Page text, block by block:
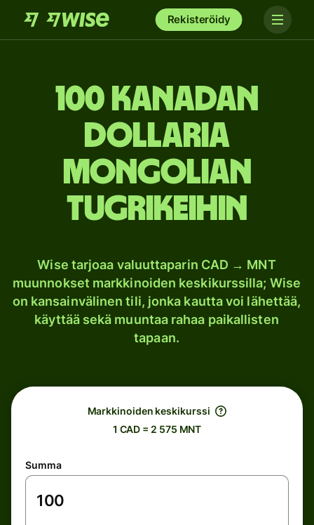
Rekisteröidy
100 Kanadan
dollaria
Mongolian
tugrikeihin
Wise tarjoaa valuuttaparin CAD → MNT
muunnokset markkinoiden keskikurssilla; Wise
on kansainvälinen tili, jonka kautta voi lähettää,
käyttää sekä muuntaa rahaa paikallisten
tapaan.
Markkinoiden keskikurssi
1 CAD = 2 575 MNT
Summa